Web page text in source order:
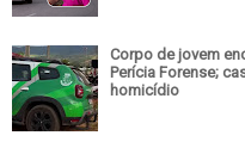
Corpo de jovem
Perícia Forense;
homicídio